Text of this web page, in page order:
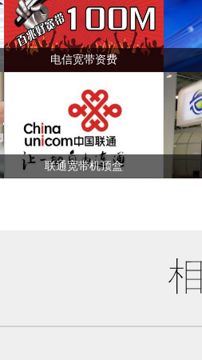
电信宽带资费
联通宽带机顶盒